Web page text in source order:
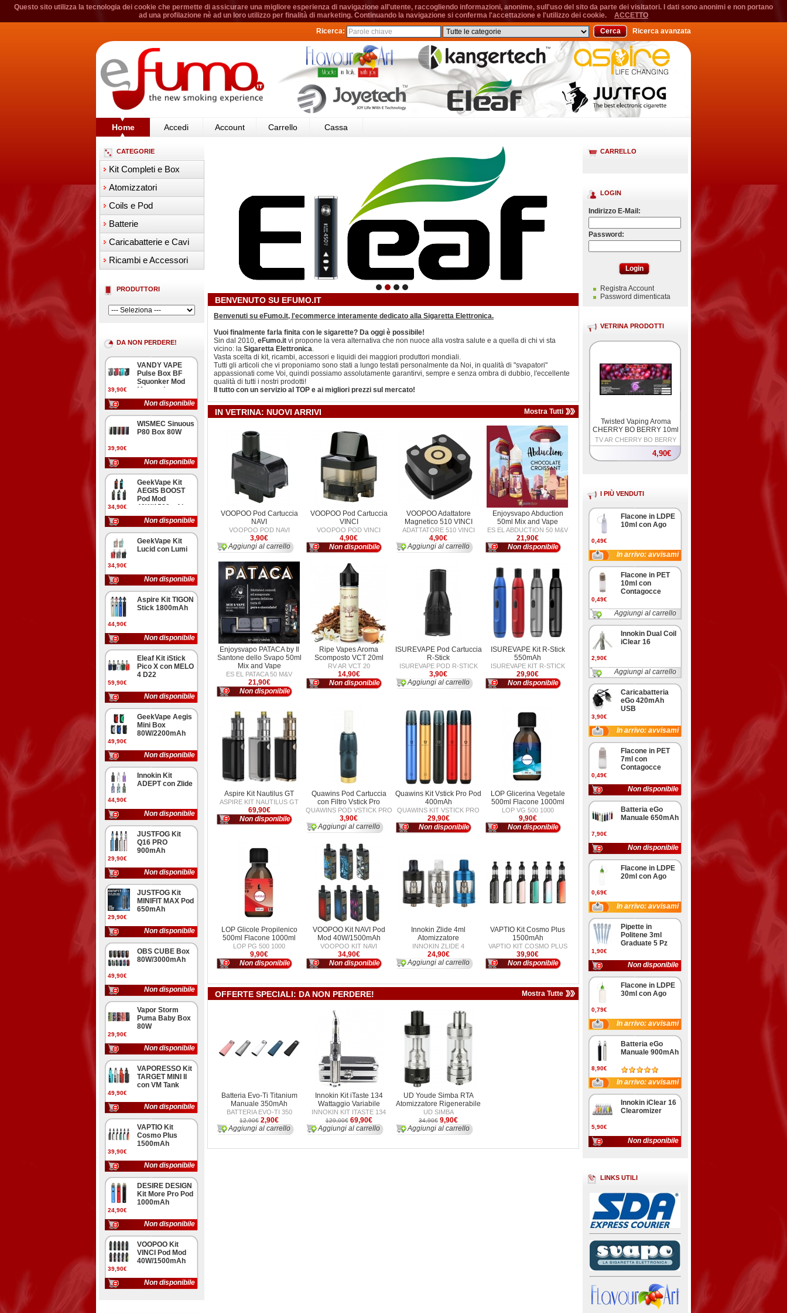
Questo sito utilizza la tecnologia dei cookie che permette di assicurare una migliore esperienza di navigazione all'utente, raccogliendo informazioni, anonime, sull'uso del sito da parte dei visitatori. I dati sono anonimi e non portano
ad una profilazione nè ad un loro utilizzo per finalità di marketing. Continuando la navigazione si conferma l'accettazione e l'utilizzo dei cookie.
ACCETTO
Ricerca:
Cerca Ricerca avanzata
Home Accedi Account Carrello Cassa
CATEGORIE
Kit Completi e Box
Atomizzatori
Coils e Pod
Batterie
Caricabatterie e Cavi
Ricambi e Accessori
PRODUTTORI
DA NON PERDERE!
39,90€
VANDY VAPE
Pulse Box BF
Squonker Mod
Meccanica
Non disponibile
39,90€
WISMEC Sinuous
P80 Box 80W
Non disponibile
34,90€
GeekVape Kit
AEGIS BOOST
Pod Mod
40W/1500mAh
Non disponibile
34,90€
GeekVape Kit
Lucid con Lumi
Non disponibile
44,90€
Aspire Kit TIGON
Stick 1800mAh
Non disponibile
59,90€
Eleaf Kit iStick
Pico X con MELO
4 D22
Non disponibile
49,90€
GeekVape Aegis
Mini Box
80W/2200mAh
Non disponibile
44,90€
Innokin Kit
ADEPT con Zlide
Non disponibile
29,90€
JUSTFOG Kit
Q16 PRO
900mAh
Non disponibile
29,90€
JUSTFOG Kit
MINIFIT MAX Pod
650mAh
Non disponibile
49,90€
OBS CUBE Box
80W/3000mAh
Non disponibile
29,90€
Vapor Storm
Puma Baby Box
80W
Non disponibile
49,90€
VAPORESSO Kit
TARGET MINI II
con VM Tank
Non disponibile
39,90€
VAPTIO Kit
Cosmo Plus
1500mAh
Non disponibile
24,90€
DESIRE DESIGN
Kit More Pro Pod
1000mAh
Non disponibile
39,90€
VOOPOO Kit
VINCI Pod Mod
40W/1500mAh
Non disponibile
CARRELLO
LOGIN
Indirizzo E-Mail:
Password:
Login
Registra Account
Password dimenticata
VETRINA PRODOTTI
Twisted Vaping Aroma
CHERRY BO BERRY 10ml
TV AR CHERRY BO BERRY
10
4,90€
I PIÙ VENDUTI
0,49€
Flacone in LDPE
10ml con Ago
In arrivo: avvisami
0,49€
Flacone in PET
10ml con
Contagocce
Aggiungi al carrello
2,90€
Innokin Dual Coil
iClear 16
Aggiungi al carrello
3,90€
Caricabatteria
eGo 420mAh
USB
In arrivo: avvisami
0,49€
Flacone in PET
7ml con
Contagocce
Non disponibile
7,90€
Batteria eGo
Manuale 650mAh
Non disponibile
0,69€
Flacone in LDPE
20ml con Ago
In arrivo: avvisami
1,90€
Pipette in
Politene 3ml
Graduate 5 Pz
Non disponibile
0,79€
Flacone in LDPE
30ml con Ago
In arrivo: avvisami
8,90€
Batteria eGo
Manuale 900mAh
In arrivo: avvisami
5,90€
Innokin iClear 16
Clearomizer
Non disponibile
LINKS UTILI
BENVENUTO SU EFUMO.IT
Benvenuti su eFumo.it, l'ecommerce interamente dedicato alla Sigaretta Elettronica.
Vuoi finalmente farla finita con le sigarette? Da oggi è possibile!
Sin dal 2010, eFumo.it vi propone la vera alternativa che non nuoce alla vostra salute e a quella di chi vi sta
vicino: la Sigaretta Elettronica.
Vasta scelta di kit, ricambi, accessori e liquidi dei maggiori produttori mondiali.
Tutti gli articoli che vi proponiamo sono stati a lungo testati personalmente da Noi, in qualità di "svapatori"
appassionati come Voi, quindi possiamo assolutamente garantirvi, sempre e senza ombra di dubbio, l'eccellente
qualità di tutti i nostri prodotti!
Il tutto con un servizio al TOP e ai migliori prezzi sul mercato!
IN VETRINA: NUOVI ARRIVI Mostra Tutti
VOOPOO Pod Cartuccia
NAVI
VOOPOO POD NAVI
3,90€
Aggiungi al carrello
VOOPOO Pod Cartuccia
VINCI
VOOPOO POD VINCI
4,90€
Non disponibile
VOOPOO Adattatore
Magnetico 510 VINCI
ADATTATORE 510 VINCI
4,90€
Aggiungi al carrello
Enjoysvapo Abduction
50ml Mix and Vape
ES EL ABDUCTION 50 M&V
21,90€
Non disponibile
Enjoysvapo PATACA by Il
Santone dello Svapo 50ml
Mix and Vape
ES EL PATACA 50 M&V
21,90€
Non disponibile
Ripe Vapes Aroma
Scomposto VCT 20ml
RV AR VCT 20
14,90€
Non disponibile
ISUREVAPE Pod Cartuccia
R-Stick
ISUREVAPE POD R-STICK
3,90€
Aggiungi al carrello
ISUREVAPE Kit R-Stick
550mAh
ISUREVAPE KIT R-STICK
29,90€
Non disponibile
Aspire Kit Nautilus GT
ASPIRE KIT NAUTILUS GT
69,90€
Non disponibile
Quawins Pod Cartuccia
con Filtro Vstick Pro
QUAWINS POD VSTICK PRO
3,90€
Aggiungi al carrello
Quawins Kit Vstick Pro Pod
400mAh
QUAWINS KIT VSTICK PRO
29,90€
Non disponibile
LOP Glicerina Vegetale
500ml Flacone 1000ml
LOP VG 500 1000
9,90€
Non disponibile
LOP Glicole Propilenico
500ml Flacone 1000ml
LOP PG 500 1000
9,90€
Non disponibile
VOOPOO Kit NAVI Pod
Mod 40W/1500mAh
VOOPOO KIT NAVI
34,90€
Non disponibile
Innokin Zlide 4ml
Atomizzatore
INNOKIN ZLIDE 4
24,90€
Aggiungi al carrello
VAPTIO Kit Cosmo Plus
1500mAh
VAPTIO KIT COSMO PLUS
39,90€
Non disponibile
OFFERTE SPECIALI: DA NON PERDERE! Mostra Tutte
Batteria Evo-Ti Titanium
Manuale 350mAh
BATTERIA EVO-TI 350
12,90€ 2,90€
Aggiungi al carrello
Innokin Kit iTaste 134
Wattaggio Variabile
INNOKIN KIT ITASTE 134
129,00€ 69,90€
Aggiungi al carrello
UD Youde Simba RTA
Atomizzatore Rigenerabile
UD SIMBA
34,90€ 9,90€
Aggiungi al carrello